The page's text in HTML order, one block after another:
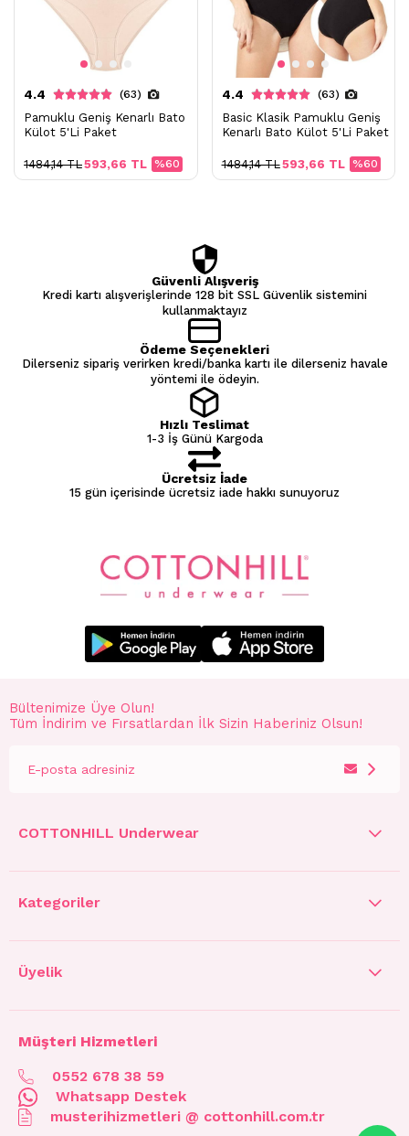
4.4 (63)
Pamuklu Geniş Kenarlı Bato
Külot 5'Li Paket
%60
593,66 TL
1484,14 TL
4.4 (63)
Basic Klasik Pamuklu Geniş
Kenarlı Bato Külot 5'Li Paket
%60
593,66 TL
1484,14 TL
Güvenli Alışveriş
Kredi kartı alışverişlerinde 128 bit SSL Güvenlik sistemini
kullanmaktayız
Ödeme Seçenekleri
Dilerseniz sipariş verirken kredi/banka kartı ile dilerseniz havale
yöntemi ile ödeyin.
Hızlı Teslimat
1-3 İş Günü Kargoda
Ücretsiz İade
15 gün içerisinde ücretsiz iade hakkı sunuyoruz
Bültenimize Üye Olun!
Tüm İndirim ve Fırsatlardan İlk Sizin Haberiniz Olsun!
COTTONHILL Underwear
Kategoriler
Üyelik
Müşteri Hizmetleri
0552 678 38 59
Whatsapp Destek
musterihizmetleri @ cottonhill.com.tr